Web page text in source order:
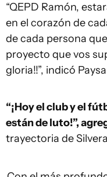
“QEPD Ramón,
en el corazón de
de cada persona
proyecto que vos
gloria!!”, indicó
“¡Hoy el club y el
están de luto!”,
trayectoria de